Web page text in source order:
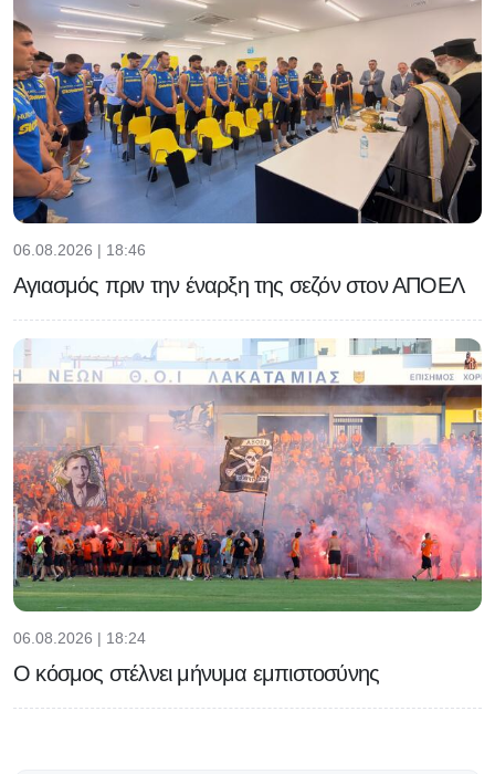
06.08.2026 | 18:46
Αγιασμός πριν την έναρξη της σεζόν στον ΑΠΟΕΛ
06.08.2026 | 18:24
Ο κόσμος στέλνει μήνυμα εμπιστοσύνης